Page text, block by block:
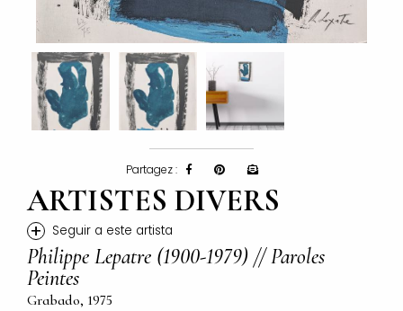
Partagez :
ARTISTES DIVERS
+ Seguir a este artista
Philippe Lepatre (1900-1979) // Paroles
Peintes
Grabado, 1975